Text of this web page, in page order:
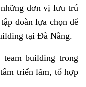
đơn vị lưu trú
đoàn lựa chọn để
tại Đà Nẵng.
building trong
triển lãm, tổ hợp